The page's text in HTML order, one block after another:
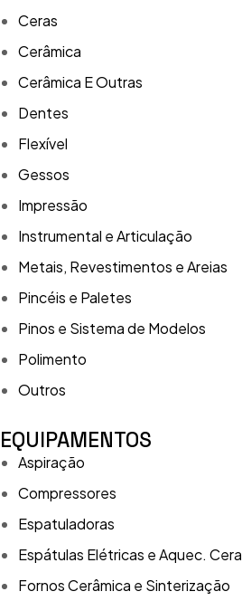
Ceras
Cerâmica
Cerâmica E Outras
Dentes
Flexível
Gessos
Impressão
Instrumental e Articulação
Metais, Revestimentos e Areias
Pincéis e Paletes
Pinos e Sistema de Modelos
Polimento
Outros
EQUIPAMENTOS
Aspiração
Compressores
Espatuladoras
Espátulas Elétricas e Aquec. Cera
Fornos Cerâmica e Sinterização